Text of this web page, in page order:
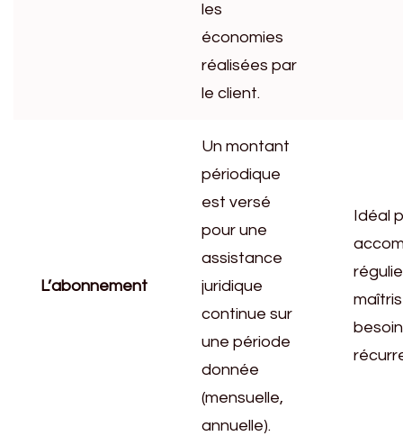
les
économies
réalisées par
le client.
L’abonnement
Un montant
périodique
est versé
pour une
assistance
juridique
continue sur
une période
donnée
(mensuelle,
annuelle).
Idéal